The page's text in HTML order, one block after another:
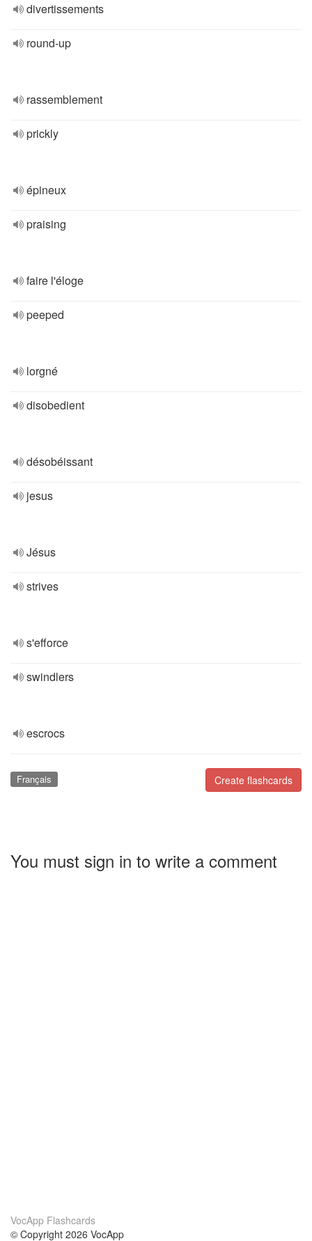
divertissements
round-up
rassemblement
prickly
épineux
praising
faire l'éloge
peeped
lorgné
disobedient
désobéissant
jesus
Jésus
strives
s'efforce
swindlers
escrocs
Create flashcards
Français
You must sign in to write a comment
VocApp Flashcards
© Copyright 2026 VocApp